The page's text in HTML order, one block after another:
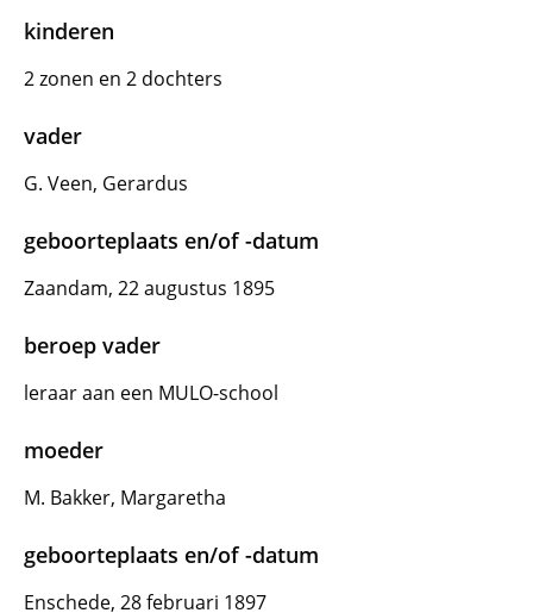
kinderen
2 zonen en 2 dochters
vader
G. Veen, Gerardus
geboorteplaats en/of -datum
Zaandam, 22 augustus 1895
beroep vader
leraar aan een MULO-school
moeder
M. Bakker, Margaretha
geboorteplaats en/of -datum
Enschede, 28 februari 1897